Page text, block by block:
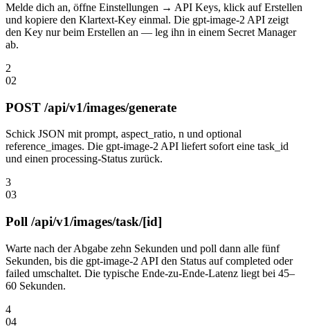
Melde dich an, öffne Einstellungen → API Keys, klick auf Erstellen
und kopiere den Klartext-Key einmal. Die gpt-image-2 API zeigt
den Key nur beim Erstellen an — leg ihn in einem Secret Manager
ab.
2
02
POST /api/v1/images/generate
Schick JSON mit prompt, aspect_ratio, n und optional
reference_images. Die gpt-image-2 API liefert sofort eine task_id
und einen processing-Status zurück.
3
03
Poll /api/v1/images/task/[id]
Warte nach der Abgabe zehn Sekunden und poll dann alle fünf
Sekunden, bis die gpt-image-2 API den Status auf completed oder
failed umschaltet. Die typische Ende-zu-Ende-Latenz liegt bei 45–
60 Sekunden.
4
04